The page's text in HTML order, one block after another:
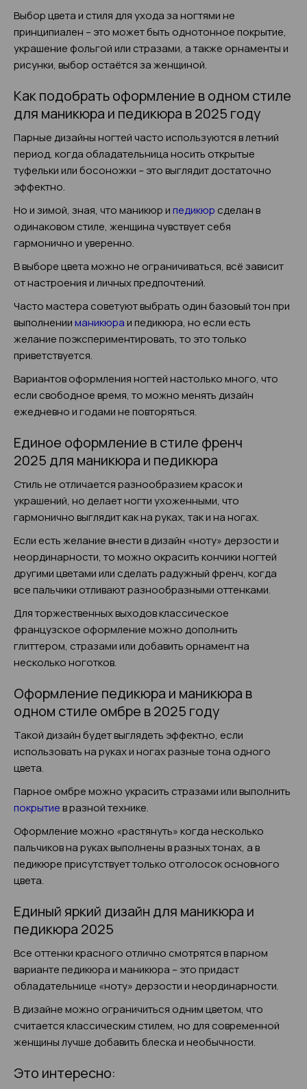
Выбор цвета и стиля для ухода за ногтями не
принципиален – это может быть однотонное покрытие,
украшение фольгой или стразами, а также орнаменты и
рисунки, выбор остаётся за женщиной.
Как подобрать оформление в одном стиле
для маникюра и педикюра в 2025 году
Парные дизайны ногтей часто используются в летний
период, когда обладательница носить открытые
туфельки или босоножки – это выглядит достаточно
эффектно.
Но и зимой, зная, что маникюр ипедикюр сделан в
одинаковом стиле, женщина чувствует себя
гармонично и уверенно.
В выборе цвета можно не ограничиваться, всё зависит
от настроения и личных предпочтений.
Часто мастера советуют выбрать один базовый тон при
выполненииманикюраи педикюра, но если есть
желание поэкспериментировать, то это только
приветствуется.
Вариантов оформления ногтей настолько много, что
если свободное время, то можно менять дизайн
ежедневно и годами не повторяться.
Единое оформление в стиле френч
2025 для маникюра и педикюра
Стиль не отличается разнообразием красок и
украшений, но делает ногти ухоженными, что
гармонично выглядит как на руках, так и на ногах.
Если есть желание внести в дизайн «ноту» дерзости и
неординарности, то можно окрасить кончики ногтей
другими цветами или сделать радужный френч, когда
все пальчики отливают разнообразными оттенками.
Для торжественных выходов классическое
французское оформление можно дополнить
глиттером, стразами или добавить орнамент на
несколько ноготков.
Оформление педикюра и маникюра в
одном стиле омбре в 2025 году
Такой дизайн будет выглядеть эффектно, если
использовать на руках и ногах разные тона одного
цвета.
Парное омбре можно украсить стразами или выполнить
покрытиев разной технике.
Оформление можно «растянуть» когда несколько
пальчиков на руках выполнены в разных тонах, а в
педикюре присутствует только отголосок основного
цвета.
Единый яркий дизайн для маникюра и
педикюра 2025
Все оттенки красного отлично смотрятся в парном
варианте педикюра и маникюра – это придаст
обладательнице «ноту» дерзости и неординарности.
В дизайне можно ограничиться одним цветом, что
считается классическим стилем, но для современной
женщины лучше добавить блеска и необычности.
Это интересно: